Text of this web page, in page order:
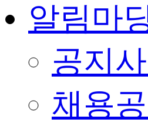
알림마
공지
채용